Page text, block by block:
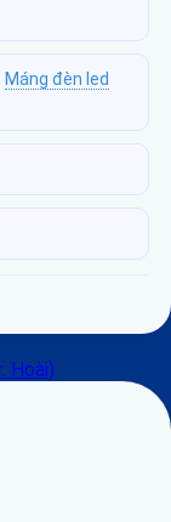
Máng đèn led
Hoài)